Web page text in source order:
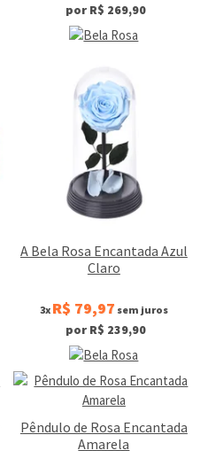
por R$ 269,90
A Bela Rosa Encantada Azul
Claro
3x R$ 79,97 sem juros
por R$ 239,90
Pêndulo de Rosa Encantada
Amarela